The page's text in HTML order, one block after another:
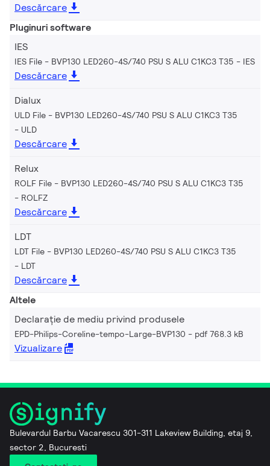
Descărcare
Pluginuri software
IES
IES File - BVP130 LED260-4S/740 PSU S ALU C1KC3 T35 IES
Descărcare
Dialux
ULD File - BVP130 LED260-4S/740 PSU S ALU C1KC3 T35
ULD
Descărcare
Relux
ROLF File - BVP130 LED260-4S/740 PSU S ALU C1KC3 T35
ROLFZ
Descărcare
LDT
LDT File - BVP130 LED260-4S/740 PSU S ALU C1KC3 T35
LDT
Descărcare
Altele
Declarație de mediu privind produsele
EPD-Philips-Coreline-tempo-Large-BVP130 pdf 768.3 kB
Vizualizare
Bulevardul Barbu Vacarescu 301-311 Lakeview Building, etaj 9,
sector 2, Bucuresti